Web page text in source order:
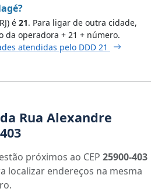
é 21. Para ligar de outra cidade,
da operadora + 21 + número.
atendidas pelo DDD 21
Rua Alexandre
próximos ao CEP 25900-403
localizar endereços na mesma